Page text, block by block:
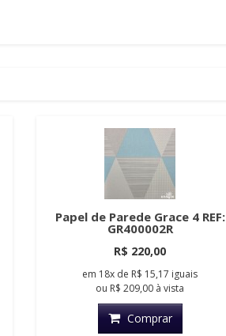
Papel de Parede Grace 4 REF:
GR400002R
R$ 220,00
em 18x de R$ 15,17 iguais
ou R$ 209,00 à vista
Comprar